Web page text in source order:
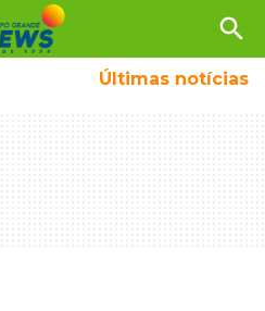
search
Últimas notícias